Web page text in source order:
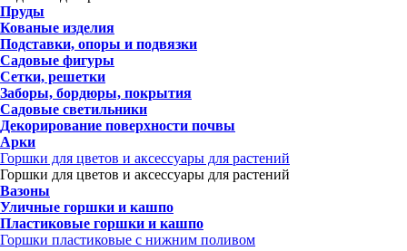
Пруды
Кованые изделия
Подставки, опоры и подвязки
Садовые фигуры
Сетки, решетки
Заборы, бордюры, покрытия
Садовые светильники
Декорирование поверхности почвы
Арки
Горшки для цветов и аксессуары для растений
Горшки для цветов и аксессуары для растений
Вазоны
Уличные горшки и кашпо
Пластиковые горшки и кашпо
Горшки пластиковые с нижним поливом